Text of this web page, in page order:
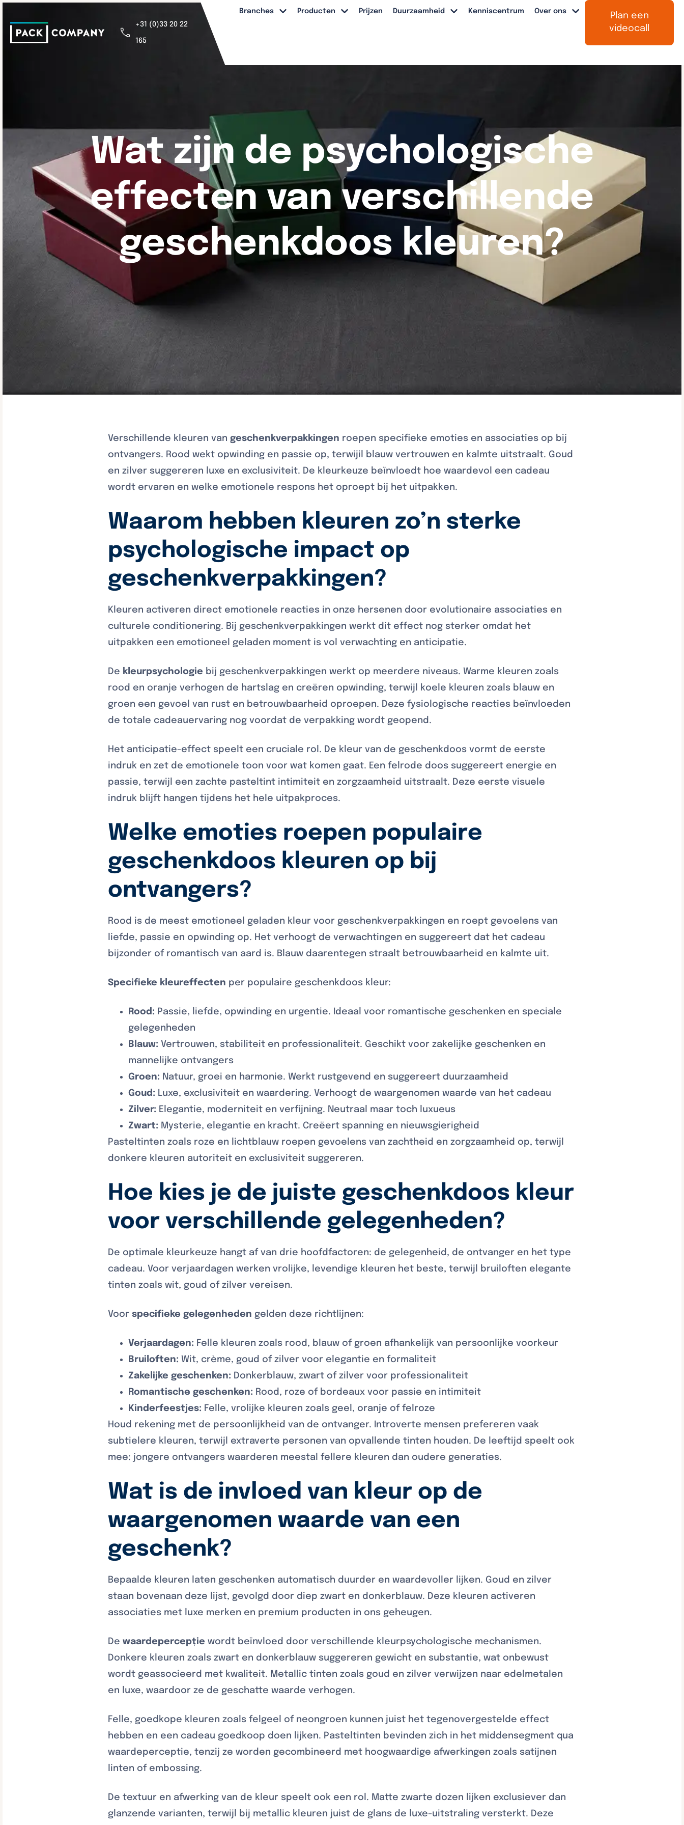
+31 (0)33 20 22
165
Branches Producten Prijzen Duurzaamheid Kenniscentrum Over ons
Plan een
videocall
Wat zijn de psychologische
effecten van verschillende
geschenkdoos kleuren?
Verschillende kleuren vangeschenkverpakkingen roepen specifieke emoties en associaties op bij
ontvangers. Rood wekt opwinding en passie op, terwijil blauw vertrouwen en kalmte uitstraalt. Goud
en zilver suggereren luxe en exclusiviteit. De kleurkeuze beïnvloedt hoe waardevol een cadeau
wordt ervaren en welke emotionele respons het oproept bij het uitpakken.
Waarom hebben kleuren zo’n sterke
psychologische impact op
geschenkverpakkingen?
Kleuren activeren direct emotionele reacties in onze hersenen door evolutionaire associaties en
culturele conditionering. Bij geschenkverpakkingen werkt dit effect nog sterker omdat het
uitpakken een emotioneel geladen moment is vol verwachting en anticipatie.
De kleurpsychologie bij geschenkverpakkingen werkt op meerdere niveaus. Warme kleuren zoals
rood en oranje verhogen de hartslag en creëren opwinding, terwijl koele kleuren zoals blauw en
groen een gevoel van rust en betrouwbaarheid oproepen. Deze fysiologische reacties beïnvloeden
de totale cadeauervaring nog voordat de verpakking wordt geopend.
Het anticipatie-effect speelt een cruciale rol. De kleur van de geschenkdoos vormt de eerste
indruk en zet de emotionele toon voor wat komen gaat. Een felrode doos suggereert energie en
passie, terwijl een zachte pasteltint intimiteit en zorgzaamheid uitstraalt. Deze eerste visuele
indruk blijft hangen tijdens het hele uitpakproces.
Welke emoties roepen populaire
geschenkdoos kleuren op bij
ontvangers?
Rood is de meest emotioneel geladen kleur voor geschenkverpakkingen en roept gevoelens van
liefde, passie en opwinding op. Het verhoogt de verwachtingen en suggereert dat het cadeau
bijzonder of romantisch van aard is. Blauw daarentegen straalt betrouwbaarheid en kalmte uit.
Specifieke kleureffecten per populaire geschenkdoos kleur:
Rood: Passie, liefde, opwinding en urgentie. Ideaal voor romantische geschenken en speciale
gelegenheden
Blauw: Vertrouwen, stabiliteit en professionaliteit. Geschikt voor zakelijke geschenken en
mannelijke ontvangers
Groen: Natuur, groei en harmonie. Werkt rustgevend en suggereert duurzaamheid
Goud: Luxe, exclusiviteit en waardering. Verhoogt de waargenomen waarde van het cadeau
Zilver: Elegantie, moderniteit en verfijning. Neutraal maar toch luxueus
Zwart: Mysterie, elegantie en kracht. Creëert spanning en nieuwsgierigheid
Pasteltinten zoals roze en lichtblauw roepen gevoelens van zachtheid en zorgzaamheid op, terwijl
donkere kleuren autoriteit en exclusiviteit suggereren.
Hoe kies je de juiste geschenkdoos kleur
voor verschillende gelegenheden?
De optimale kleurkeuze hangt af van drie hoofdfactoren: de gelegenheid, de ontvanger en het type
cadeau. Voor verjaardagen werken vrolijke, levendige kleuren het beste, terwijl bruiloften elegante
tinten zoals wit, goud of zilver vereisen.
Voorspecifieke gelegenheden gelden deze richtlijnen:
Verjaardagen: Felle kleuren zoals rood, blauw of groen afhankelijk van persoonlijke voorkeur
Bruiloften: Wit, crème, goud of zilver voor elegantie en formaliteit
Zakelijke geschenken: Donkerblauw, zwart of zilver voor professionaliteit
Romantische geschenken: Rood, roze of bordeaux voor passie en intimiteit
Kinderfeestjes: Felle, vrolijke kleuren zoals geel, oranje of felroze
Houd rekening met de persoonlijkheid van de ontvanger. Introverte mensen prefereren vaak
subtielere kleuren, terwijl extraverte personen van opvallende tinten houden. De leeftijd speelt ook
mee: jongere ontvangers waarderen meestal fellere kleuren dan oudere generaties.
Wat is de invloed van kleur op de
waargenomen waarde van een
geschenk?
Bepaalde kleuren laten geschenken automatisch duurder en waardevoller lijken. Goud en zilver
staan bovenaan deze lijst, gevolgd door diep zwart en donkerblauw. Deze kleuren activeren
associaties met luxe merken en premium producten in ons geheugen.
Dewaardepercepție wordt beïnvloed door verschillende kleurpsychologische mechanismen.
Donkere kleuren zoals zwart en donkerblauw suggereren gewicht en substantie, wat onbewust
wordt geassocieerd met kwaliteit. Metallic tinten zoals goud en zilver verwijzen naar edelmetalen
en luxe, waardoor ze de geschatte waarde verhogen.
Felle, goedkope kleuren zoals felgeel of neongroen kunnen juist het tegenovergestelde effect
hebben en een cadeau goedkoop doen lijken. Pasteltinten bevinden zich in het middensegment qua
waardeperceptie, tenzij ze worden gecombineerd met hoogwaardige afwerkingen zoals satijnen
linten of embossing.
De textuur en afwerking van de kleur speelt ook een rol. Matte zwarte dozen lijken exclusiever dan
glanzende varianten, terwijl bij metallic kleuren juist de glans de luxe-uitstraling versterkt. Deze